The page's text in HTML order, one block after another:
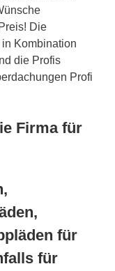
Die
Kombination
die Profis
Profi
Firma für
für
für